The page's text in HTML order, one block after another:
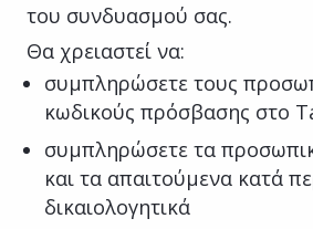
του συνδυασμού σας.
Θα χρειαστεί να:
συμπληρώσετε τους
κωδικούς πρόσβασης στο
συμπληρώσετε τα
και τα απαιτούμενα κατά
δικαιολογητικά